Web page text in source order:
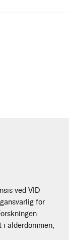
ved VID
for
i alderdommen,